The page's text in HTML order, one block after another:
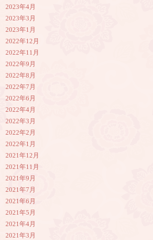
2023年4月
2023年3月
2023年1月
2022年12月
2022年11月
2022年9月
2022年8月
2022年7月
2022年6月
2022年4月
2022年3月
2022年2月
2022年1月
2021年12月
2021年11月
2021年9月
2021年7月
2021年6月
2021年5月
2021年4月
2021年3月